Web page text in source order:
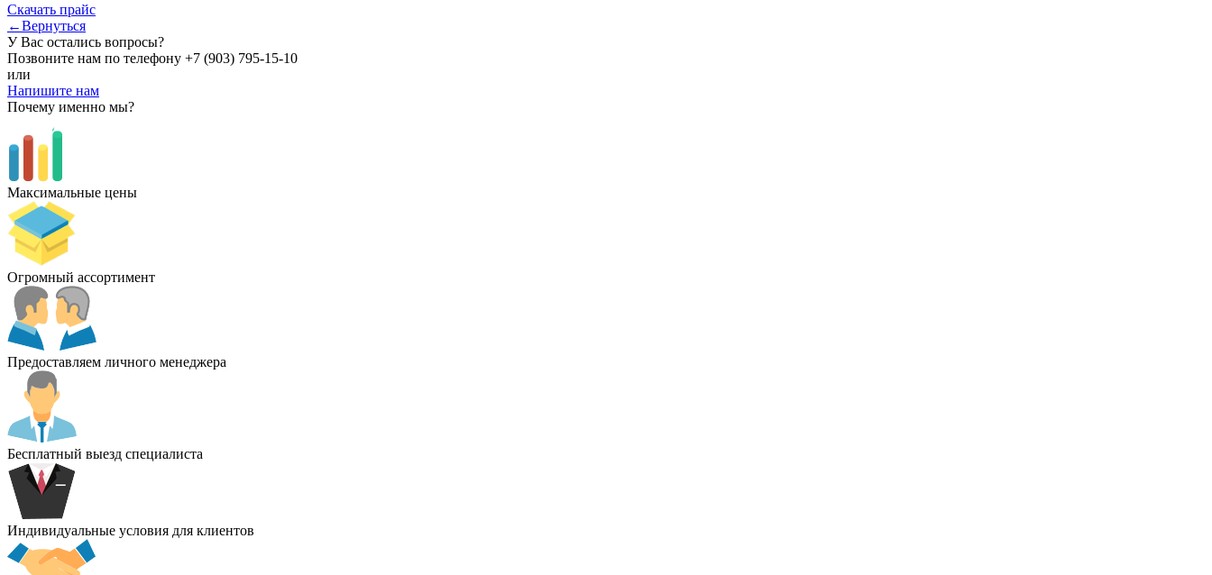
Скачать прайс
←Вернуться
У Вас остались вопросы?
Позвоните нам по телефону +7 (903) 795-15-10
или
Напишите нам
Почему именно мы?
Максимальные цены
Огромный ассортимент
Предоставляем личного менеджера
Бесплатный выезд специалиста
Индивидуальные условия для клиентов